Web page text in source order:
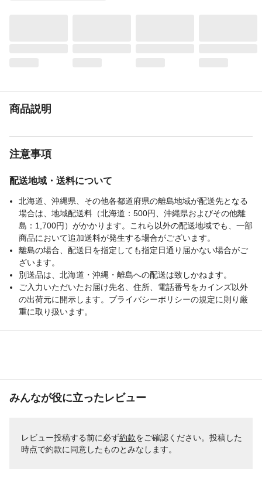
商品説明
注意事項
配送地域・送料について
北海道、沖縄県、その他各都道府県の離島地域が配送先となる
場合は、地域配送料（北海道：500円、沖縄県およびその他離
島：1,700円）がかかります。これら以外の配送地域でも、一部
商品において追加送料が発生する場合がございます。
離島の場合、配送日を指定しても指定日通り届かない場合がご
ざいます。
別送品は、北海道・沖縄・離島への配送は致しかねます。
ご入力いただいたお届け先名、住所、電話番号をカインズ以外
の出荷元に開示します。プライバシーポリシーの規定に則り厳
重に取り扱います。
みんなが役に立ったレビュー
レビュー投稿する前に必ず約款をご確認ください。投稿した
時点で約款に同意したものとみなします。